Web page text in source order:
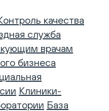
качества
служба
врачам
бизнеса
Клиники-
База